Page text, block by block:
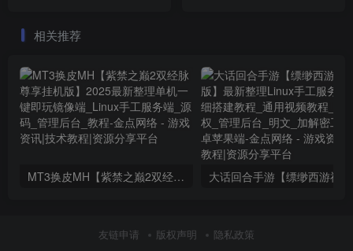
相关推荐
MT3换皮MH【紫禁之巅2双经脉尊享挂机版】2025最新整理单机一键即玩镜像端_Linux手工服务端_源码_管理后台_教程
友链申请 版权声明 隐私政策